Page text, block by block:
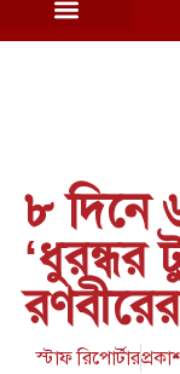
৮ দিনে
স্টাফ রিপোর্টার